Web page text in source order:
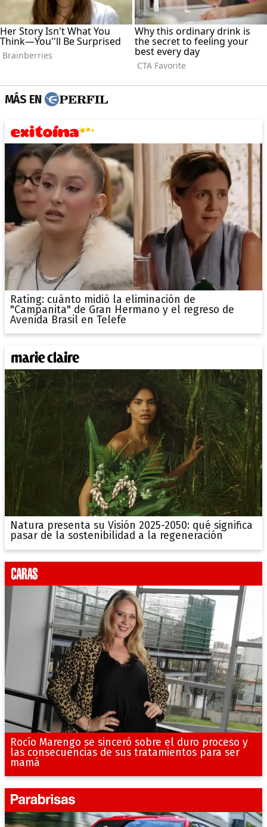
MÁS EN
Rating: cuánto midió la eliminación de
"Campanita" de Gran Hermano y el regreso de
Avenida Brasil en Telefe
Natura presenta su Visión 2025-2050: qué significa
pasar de la sostenibilidad a la regeneración
Rocío Marengo se sinceró sobre el duro proceso y
las consecuencias de sus tratamientos para ser
mamá